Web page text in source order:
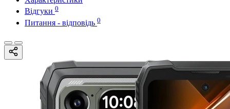
Відгуки 0
Питання - відповідь 0